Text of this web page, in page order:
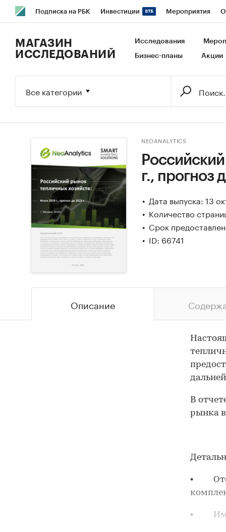
Подписка на РБК Инвестиции Мероприятия
Исследования Кредитные рейтинги Франшизы
МАГАЗИН
ИССЛЕДОВАНИЙ
Исследования
Бизнес-планы Акции
Все категории
NEOANALYTICS
г., прогноз
Дата выпуска: 13
Количество
Срок
ID: 66741
Описание
В
рынка в
•
•